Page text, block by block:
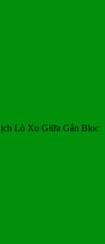
Lò Xo Giữa Gắn Bloc